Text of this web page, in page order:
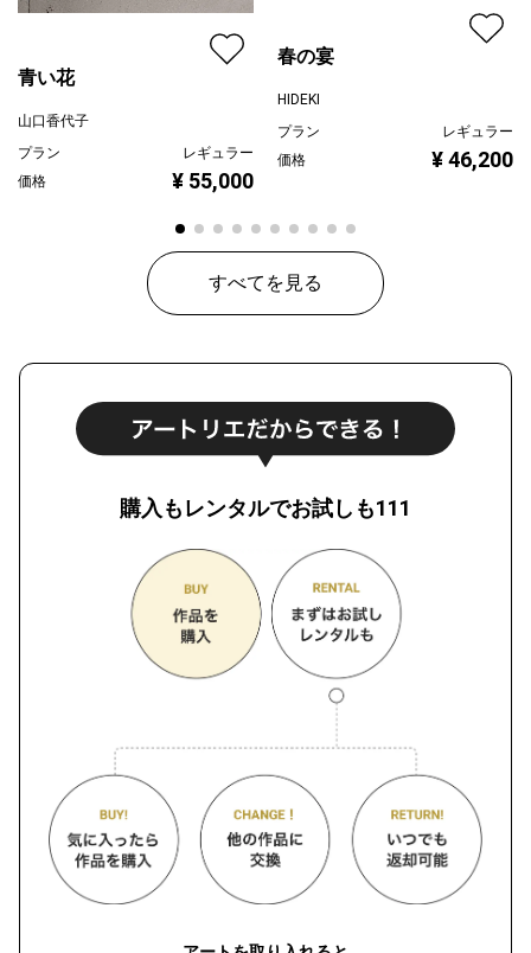
青い花
山口香代子
プラン
レギュラー
価格
¥ 55,000
春の宴
HIDEKI
プラン
レギュラー
価格
¥ 46,200
すべてを見る
購入もレンタルでお試しも111